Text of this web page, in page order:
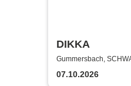
DIKKA
Gummersbach,
07.10.2026